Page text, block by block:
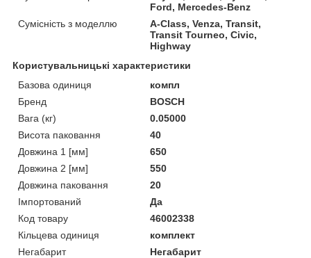
Ford, Mercedes-Benz
Сумісність з моделлю
A-Class, Venza, Transit,
Transit Tourneo, Civic,
Highway
Користувальницькі характеристики
Базова одиниця
компл
Бренд
BOSCH
Вага (кг)
0.05000
Висота паковання
40
Довжина 1 [мм]
650
Довжина 2 [мм]
550
Довжина паковання
20
Імпортований
Да
Код товару
46002338
Кільцева одиниця
комплект
Негабарит
Негабарит